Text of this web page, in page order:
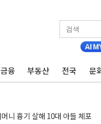
융 부동산 전국 문
자 기림의 날 참석..."국제적 시
니 흉기 살해 10대 아들 체포